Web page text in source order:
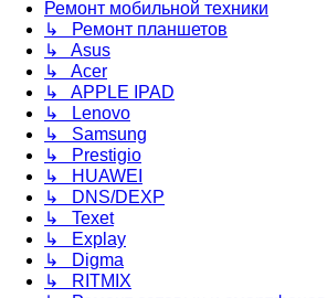
Ремонт мобильной техники
↳ Ремонт планшетов
↳ Asus
↳ Acer
↳ APPLE IPAD
↳ Lenovo
↳ Samsung
↳ Prestigio
↳ HUAWEI
↳ DNS/DEXP
↳ Texet
↳ Explay
↳ Digma
↳ RITMIX